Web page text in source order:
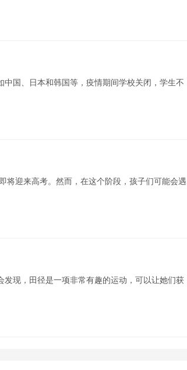
国、日本和韩国等，疫情期间学校关闭，学生不
将迎来高考。然而，在这个阶段，孩子们可能会遇
现，田径是一项非常有趣的运动，可以让她们获